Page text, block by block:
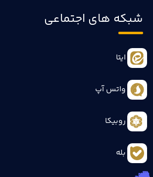
شبکه های اجتماعی
ایتا
واتس آپ
روبیکا
بله